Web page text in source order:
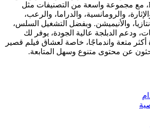
دراما مجانًا بجودة HD، مع مجموعة واسعة من التصنيفات مثل
والرومانسية، والدراما، والرعب،
والأنيميشن. وبفضل التشغيل السلس،
ودعم الدبلجة عالية الجودة، يوفر لك
أكثر متعة واندماجًا، خاصة لعشاق فيلم قصير
عن محتوى متنوع وسهل المتابعة.